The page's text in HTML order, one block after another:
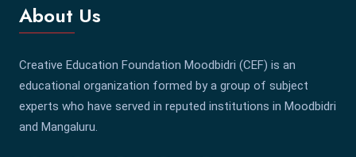
About Us
Creative Education Foundation Moodbidri (CEF) is an
educational organization formed by a group of subject
experts who have served in reputed institutions in Moodbidri
and Mangaluru.